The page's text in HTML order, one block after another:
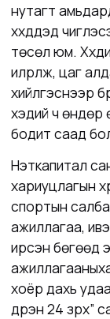
нутагт
хүүхдүүдэд
төсөл юм.
илрүүлж, цаг
хийлгэснээр
хэдий ч өндөр
бодит саад
Нэткапитал
хариуцлагын
спортын
ажиллагаа,
ирсэн бөгөөд
хоёр дахь
дүүрэн 24